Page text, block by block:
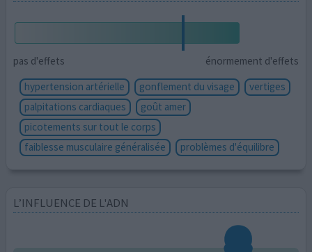
pas d'effets
énormement d'effets
hypertension artérielle
gonflement du visage
vertiges
palpitations cardiaques
goût amer
picotements sur tout le corps
faiblesse musculaire généralisée
problèmes d'équilibre
L’INFLUENCE DE L'ADN